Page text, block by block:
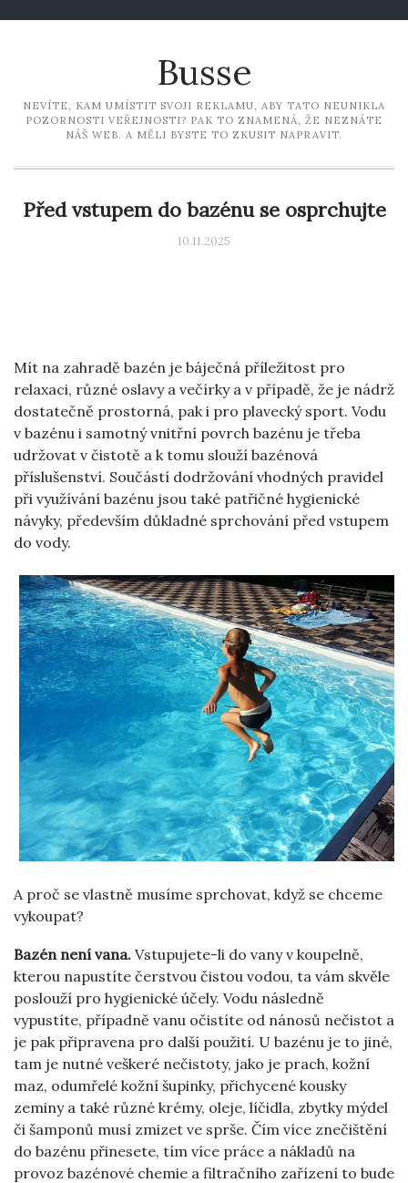
Busse
NEVÍTE, KAM UMÍSTIT SVOJI REKLAMU, ABY TATO NEUNIKLA
POZORNOSTI VEŘEJNOSTI? PAK TO ZNAMENÁ, ŽE NEZNÁTE
NÁŠ WEB. A MĚLI BYSTE TO ZKUSIT NAPRAVIT.
Před vstupem do bazénu se osprchujte
10.11.2025
Mít na zahradě bazén je báječná příležitost pro
relaxaci, různé oslavy a večírky a v případě, že je nádrž
dostatečně prostorná, pak i pro plavecký sport. Vodu
v bazénu i samotný vnitřní povrch bazénu je třeba
udržovat v čistotě a k tomu slouží bazénová
příslušenství. Součástí dodržování vhodných pravidel
při využívání bazénu jsou také patřičné hygienické
návyky, především důkladné sprchování před vstupem
do vody.
A proč se vlastně musíme sprchovat, když se chceme
vykoupat?
Bazén není vana. Vstupujete-li do vany v koupelně,
kterou napustíte čerstvou čistou vodou, ta vám skvěle
poslouží pro hygienické účely. Vodu následně
vypustíte, případně vanu očistíte od nánosů nečistot a
je pak připravena pro další použití. U bazénu je to jiné,
tam je nutné veškeré nečistoty, jako je prach, kožní
maz, odumřelé kožní šupinky, přichycené kousky
zeminy a také různé krémy, oleje, líčidla, zbytky mýdel
či šamponů musí zmizet ve sprše. Čím více znečištění
do bazénu přinesete, tím více práce a nákladů na
provoz bazénové chemie a filtračního zařízení to bude